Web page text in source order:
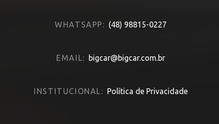
WHATSAPP: (48) 98815-0227
EMAIL: bigcar@bigcar.com.br
INSTITUCIONAL: Política de Privacidade